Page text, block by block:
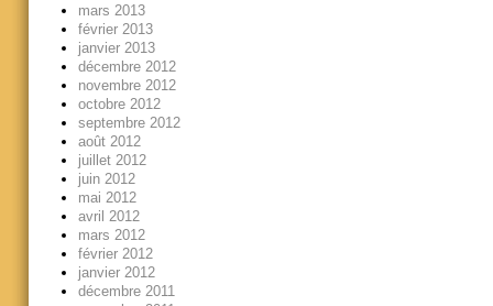
mars 2013
février 2013
janvier 2013
décembre 2012
novembre 2012
octobre 2012
septembre 2012
août 2012
juillet 2012
juin 2012
mai 2012
avril 2012
mars 2012
février 2012
janvier 2012
décembre 2011